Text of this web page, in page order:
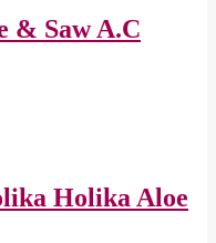
& Saw A.C
Holika Aloe